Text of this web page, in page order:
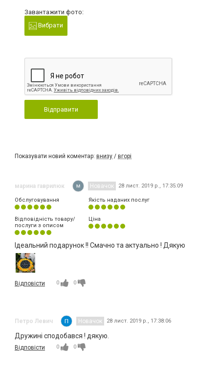
Завантажити фото:
Вибрати
Відправити
Показувати новий коментар: внизу / вгорі
марина гаврилюк Новачок 28 лист. 2019 р., 17:35:09
Обслуговування Якість наданих послуг
Відповідність товару/
послуги з описом
Ціна
Ідеальний подарунок !! Смачно та актуально ! Дякую
Відповісти 0 0
Петро Левич Новачок 28 лист. 2019 р., 17:38:06
Дружині сподобався ! дякую.
Відповісти 0 0